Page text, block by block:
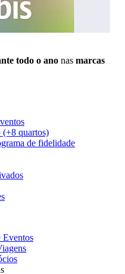
todo o ano nas marcas
(+8 quartos)
de fidelidade
Eventos